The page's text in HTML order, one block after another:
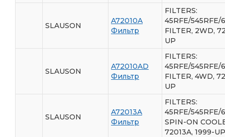
SLAUSON
A72010A
Фильтр
FILTERS:
45RFE/545RFE/
FILTER, 2WD,
UP
SLAUSON
A72010AD
Фильтр
FILTERS:
45RFE/545RFE/
FILTER, 4WD,
UP
SLAUSON
A72013A
Фильтр
FILTERS:
45RFE/545RFE/
SPIN-ON
72013A, 1999-UP